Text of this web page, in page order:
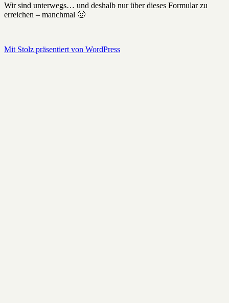
Wir sind unterwegs… und deshalb nur über dieses Formular zu
erreichen – manchmal 🙂
Mit Stolz präsentiert von WordPress